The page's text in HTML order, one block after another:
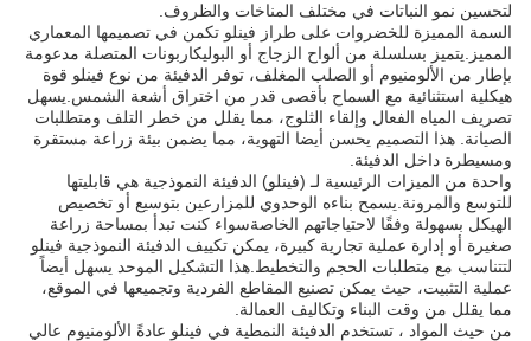
لتحسين نمو النباتات في مختلف المناخات والظروف.
السمة المميزة للخضروات على طراز فينلو تكمن في تصميمها المعماري
المميز.يتميز بسلسلة من ألواح الزجاج أو البوليكاربونات المتصلة مدعومة
بإطار من الألومنيوم أو الصلب المغلف، توفر الدفيئة من نوع فينلو قوة
هيكلية استثنائية مع السماح بأقصى قدر من اختراق أشعة الشمس.يسهل
تصريف المياه الفعال وإلقاء الثلوج، مما يقلل من خطر التلف ومتطلبات
الصيانة. هذا التصميم يحسن أيضا التهوية، مما يضمن بيئة زراعة مستقرة
ومسيطرة داخل الدفيئة.
واحدة من الميزات الرئيسية لـ (فينلو) الدفيئة النموذجية هي قابليتها
للتوسع والمرونة.يسمح بناءه الوحدوي للمزارعين بتوسيع أو تخصيص
الهيكل بسهولة وفقًا لاحتياجاتهم الخاصةسواء كنت تبدأ بمساحة زراعة
صغيرة أو إدارة عملية تجارية كبيرة، يمكن تكييف الدفيئة النموذجية فينلو
لتتناسب مع متطلبات الحجم والتخطيط.هذا التشكيل الموحد يسهل أيضاً
عملية التثبيت، حيث يمكن تصنيع المقاطع الفردية وتجميعها في الموقع،
مما يقلل من وقت البناء وتكاليف العمالة.
من حيث المواد ، تستخدم الدفيئة النمطية في فينلو عادةً الألومنيوم عالي